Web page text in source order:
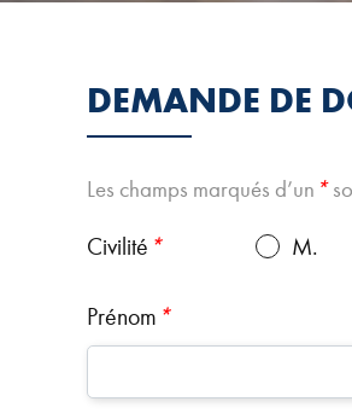
DEMANDE DE
Les champs marqués d’un *
Civilité * M.
Prénom *